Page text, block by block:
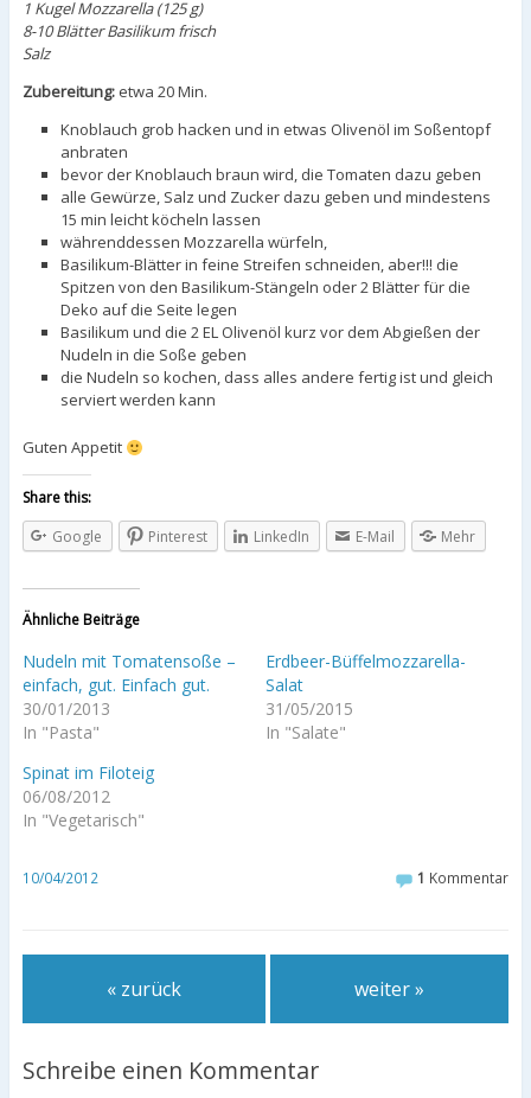
1 Kugel Mozzarella (125 g)
8-10 Blätter Basilikum frisch
Salz
Zubereitung:etwa 20 Min.
Knoblauch grob hacken und in etwas Olivenöl im Soßentopf
anbraten
bevor der Knoblauch braun wird, die Tomaten dazu geben
alle Gewürze, Salz und Zucker dazu geben und mindestens
15 min leicht köcheln lassen
währenddessen Mozzarella würfeln,
Basilikum-Blätter in feine Streifen schneiden, aber!!! die
Spitzen von den Basilikum-Stängeln oder 2 Blätter für die
Deko auf die Seite legen
Basilikum und die 2 EL Olivenöl kurz vor dem Abgießen der
Nudeln in die Soße geben
die Nudeln so kochen, dass alles andere fertig ist und gleich
serviert werden kann
Guten Appetit
Share this:
Google
Pinterest LinkedIn E-Mail Mehr
Ähnliche Beiträge
Nudeln mit Tomatensoße –
einfach, gut. Einfach gut.
30/01/2013
In "Pasta"
Erdbeer-Büffelmozzarella-
Salat
31/05/2015
In "Salate"
Spinat im Filoteig
06/08/2012
In "Vegetarisch"
10/04/2012 1 Kommentar
« zurück weiter »
Schreibe einen Kommentar